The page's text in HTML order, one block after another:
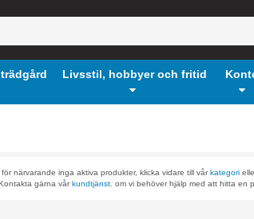
Livsstil, hobbyer och fritid
för närvarande inga aktiva produkter, klicka vidare till vårkategori
gärna vårkundtjänst. om vi behöver hjälp med att hitta en